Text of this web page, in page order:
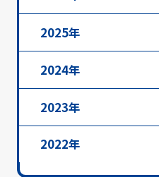
2025年
2024年
2023年
2022年